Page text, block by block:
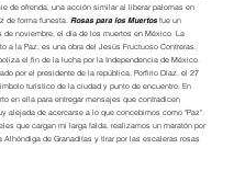
de ofrenda, una acción similar al liberar palomas en
de forma funesta. Rosas para los Muertos fue un
de noviembre, el día de los muertos en México. La
a la Paz, es una obra del Jesús Fructuoso Contreras,
el fin de la lucha por la Independencia de México.
por el presidente de la república, Porfirio Díaz, el 27
turístico de la ciudad y punto de encuentro. En
en ella para entregar mensajes que contradicen
alejada de acercarse a lo que concebimos como "Paz".
que cargan mi larga falda, realizamos un maratón por
Alhóndiga de Granaditas y tirar por las escaleras rosas